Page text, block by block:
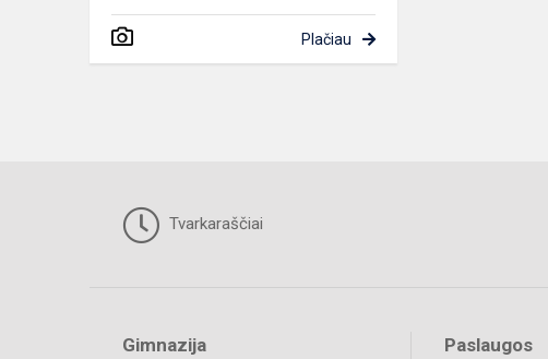
Plačiau
Tvarkaraščiai
Gimnazija Paslaugos